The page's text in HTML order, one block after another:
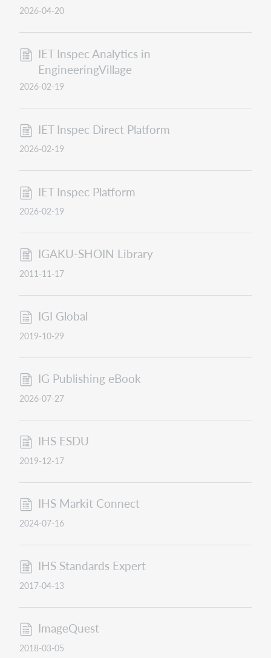
2026-04-20
IET Inspec Analytics in
EngineeringVillage
2026-02-19
IET Inspec Direct Platform
2026-02-19
IET Inspec Platform
2026-02-19
IGAKU-SHOIN Library
2011-11-17
IGI Global
2019-10-29
IG Publishing eBook
2026-07-27
IHS ESDU
2019-12-17
IHS Markit Connect
2024-07-16
IHS Standards Expert
2017-04-13
ImageQuest
2018-03-05